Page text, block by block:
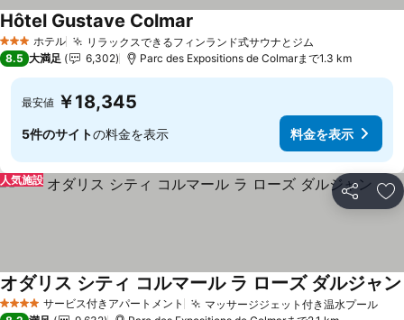
3 ホテルのランク
ホテル リラックスできるフィンランド式サウナとジム
Hôtel Gustave Colmar
8.5 大満足 6,302 Parc des Expositions de Colmarまで1.3 km
最安値 ￥18,345
5件のサイトの料金を表示 料金を表示
シェア お
人気施設
4 ホテルのランクサービス付きアパートメント マッサージジェット付き温水プール
オダリス シティ コルマール ラ ローズ ダルジャン